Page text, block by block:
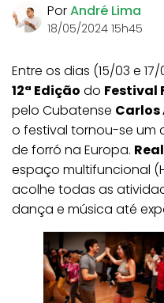
PorAndré Lima
18/05/2024 15h45
Entre os dias (15/03 e 17/
12ª Edição do Festival
pelo Cubatense Carlos
o festival tornou-se um
de forró na Europa.
espaço multifuncional
acolhe todas as
dança e música até